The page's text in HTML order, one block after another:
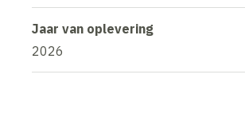
Jaar van oplevering
2026